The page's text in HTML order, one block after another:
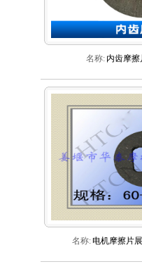
名称: 内齿摩擦
名称:电机摩擦片